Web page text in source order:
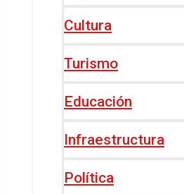
Cultura
Turismo
Educación
Infraestructura
Política